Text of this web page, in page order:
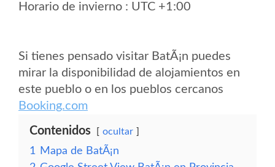
Horario de invierno : UTC +1:00
Si tienes pensado visitar BatÃ¡n puedes
mirar la disponibilidad de alojamientos en
este pueblo o en los pueblos cercanos
Booking.com
Contenidos ocultar
1
Mapa de BatÃ¡n